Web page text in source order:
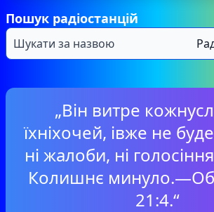
Пошук радіостанцій
„Він витре
їхніхочей, івже не
ні жалоби, ні
Колишнє
21:4.“